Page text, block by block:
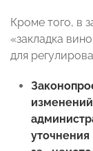
Кроме того, в
«закладка
для
уточнения